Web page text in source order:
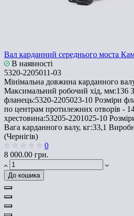
Вал карданний середнього моста
В наявності
5320-2205011-03
Мінімальна довжина карданного
Максимальний робочий хід, мм:136
фланець:5320-2205023-10 Розміри
по центрам протилежних отворів -
хрестовина:53205-2201025-10
Вага карданного валу, кг:33,1
(Чернігів)
0
8 000.00 грн.
До кошика